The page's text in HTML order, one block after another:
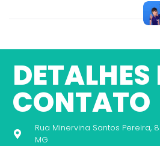
DETALHES
CONTATO
Rua Minervina Santos Pereira,
MG